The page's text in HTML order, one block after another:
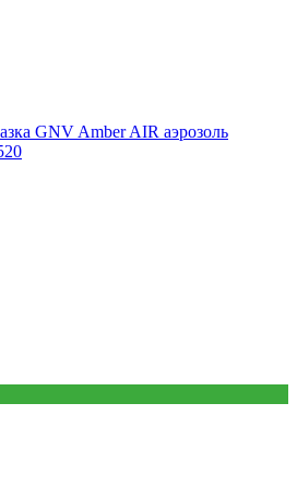
GNV Amber AIR аэрозоль